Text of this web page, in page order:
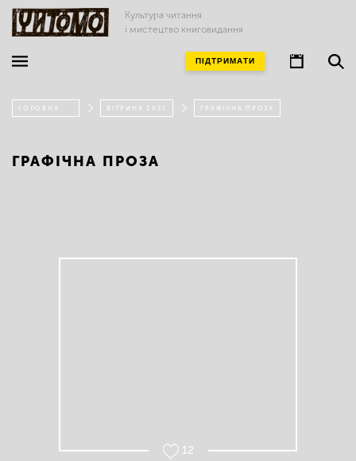
Культура читання
і мистецтво книговидання
ПІДТРИМАТИ
ГОЛОВНА ВІТРИНА 2021 ГРАФІЧНА ПРОЗА
ГРАФІЧНА ПРОЗА
12